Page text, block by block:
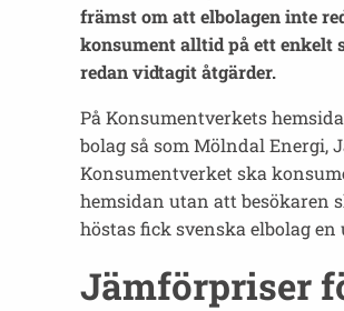
främst om att elbolagen inte
konsument alltid på ett enkelt
redan vidtagit åtgärder.
På Konsumentverkets
bolag så som Mölndal
Konsumentverket ska
hemsidan utan att besökaren
höstas fick svenska elbolag
Jämförpriser